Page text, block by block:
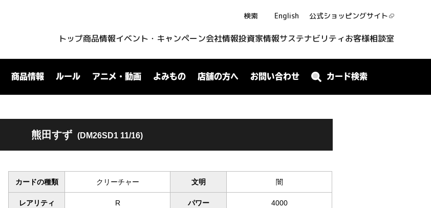
検索 English 公式ショッピングサイト
トップ商品情報イベント・キャンペーン会社情報投資家情報サステナビリティお客様相談室
商品情報 ルール アニメ・動画 よみもの 店舗の方へ お問い合わせ カード検索
熊田すず (DM26SD1 11/16)
カードの種類 クリーチャー 文明 闇
レアリティ R パワー 4000